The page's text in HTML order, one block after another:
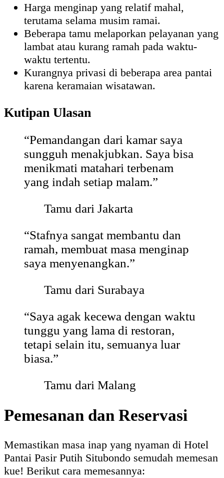
Harga menginap yang relatif mahal,
terutama selama musim ramai.
Beberapa tamu melaporkan pelayanan yang
lambat atau kurang ramah pada waktu-
waktu tertentu.
Kurangnya privasi di beberapa area pantai
karena keramaian wisatawan.
Kutipan Ulasan
“Pemandangan dari kamar saya
sungguh menakjubkan. Saya bisa
menikmati matahari terbenam
yang indah setiap malam.”
Tamu dari Jakarta
“Stafnya sangat membantu dan
ramah, membuat masa menginap
saya menyenangkan.”
Tamu dari Surabaya
“Saya agak kecewa dengan waktu
tunggu yang lama di restoran,
tetapi selain itu, semuanya luar
biasa.”
Tamu dari Malang
Pemesanan dan Reservasi
Memastikan masa inap yang nyaman di Hotel
Pantai Pasir Putih Situbondo semudah memesan
kue! Berikut cara memesannya: